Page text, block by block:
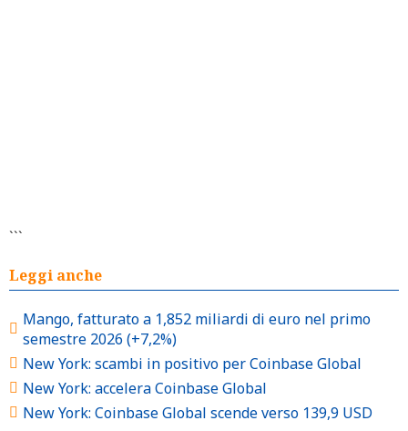
```
Leggi anche
Mango, fatturato a 1,852 miliardi di euro nel primo
semestre 2026 (+7,2%)
New York: scambi in positivo per Coinbase Global
New York: accelera Coinbase Global
New York: Coinbase Global scende verso 139,9 USD